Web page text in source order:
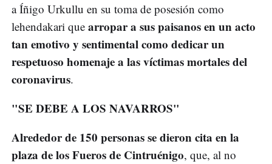
a Íñigo Urkullu en su toma de posesión como
lehendakari que arropar a sus paisanos en un acto
tan emotivo y sentimental como dedicar un
respetuoso homenaje a las víctimas mortales del
coronavirus.
"SE DEBE A LOS NAVARROS"
Alrededor de 150 personas se dieron cita en la
plaza de los Fueros de Cintruénigo, que, al no